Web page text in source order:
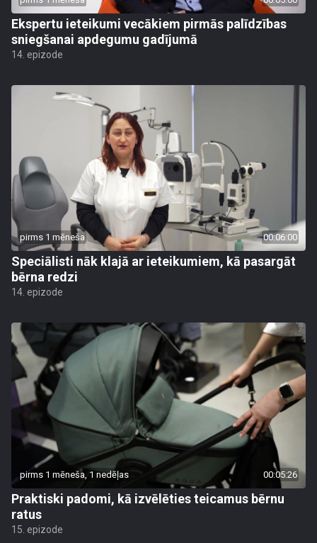
Ekspertu ieteikumi vecākiem pirmās palīdzības
sniegšanai apdegumu gadījumā
14. epizode
pirms 1 mēneša 00:06:00
Speciālisti nāk klajā ar ieteikumiem, kā pasargāt
bērna redzi
14. epizode
pirms 1 mēneša, 1 nedēļas 00:05:26
Praktiski padomi, kā izvēlēties teicamus bērnu
ratus
15. epizode